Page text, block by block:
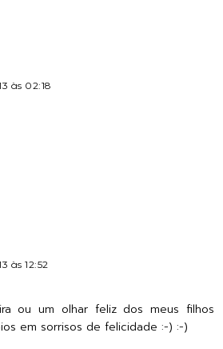
às 02:18
às 12:52
ou um olhar feliz dos meus filhos
em sorrisos de felicidade :-) :-)